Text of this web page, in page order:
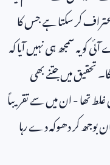
کر سکتا ہے جس کا
کو یہ سمجھ ہی نہیں آیا کہ
تحقیق میں جتنے بھی
تھا - ان میں سے تقریباً
بوجھ کر دھوکہ دے رہا